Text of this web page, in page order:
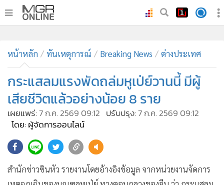
• ทันเหตุการณ์
• ภาคใต้
• ภูมิภาค
• Online Section
• บันเทิง
ผู้จัดการรายวัน
• คอลัมนิสต์
ละคร
CbizReview
หน้าหลัก ทันเหตุการณ์ Breaking News ต่างประเทศ
กระแสลมแรงพัดถล่มหูเป่ย์วานนี้ มีผู้
เสียชีวิตแล้วอย่างน้อย 8 ราย
เผยแพร่:7 ก.ค. 2569 09:12 ปรับปรุง:7 ก.ค. 2569 09:12
โดย: ผู้จัดการออนไลน์
สำนักข่าวซินหัว รายงานโดยอ้างอิงข้อมูล จากหน่วยงานจัดการ